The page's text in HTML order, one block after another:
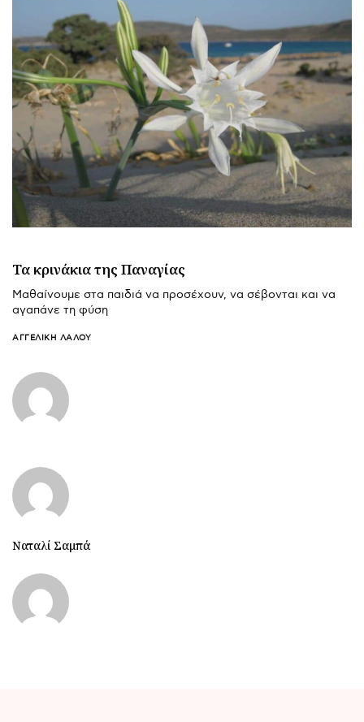
Τα κρινάκια της Παναγίας
Μαθαίνουμε στα παιδιά να προσέχουν, να σέβονται και να
αγαπάνε τη φύση
ΑΓΓΕΛΙΚΉ ΛΆΛΟΥ
Ναταλί Σαμπά